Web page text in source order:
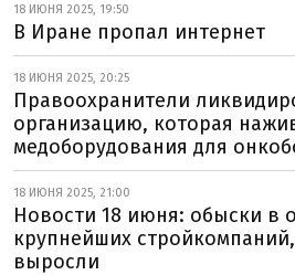
18 ИЮНЯ 2025, 19:50
В Иране пропал интернет
18 ИЮНЯ 2025, 20:25
Правоохранители
организацию, которая
медоборудования для
18 ИЮНЯ 2025, 21:00
Новости 18 июня: обыски в
крупнейших
выросли